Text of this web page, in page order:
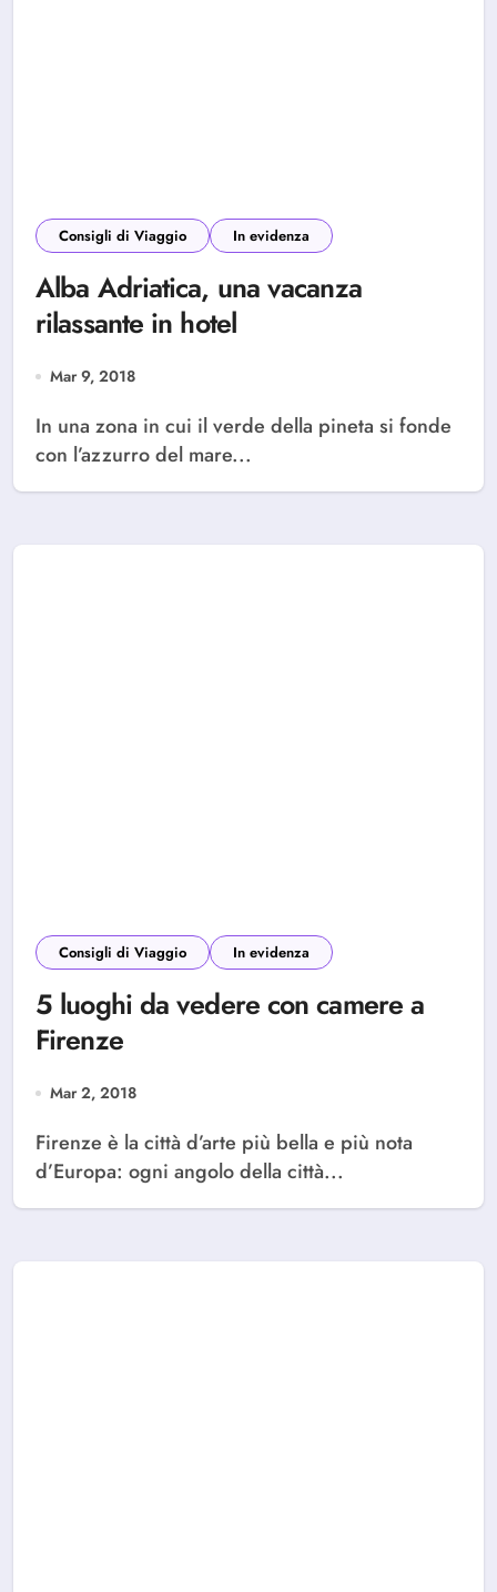
Consigli di Viaggio In evidenza
Alba Adriatica, una vacanza
rilassante in hotel
Mar 9, 2018
In una zona in cui il verde della pineta si fonde
con l’azzurro del mare...
Consigli di Viaggio In evidenza
5 luoghi da vedere con camere a
Firenze
Mar 2, 2018
Firenze è la città d’arte più bella e più nota
d’Europa: ogni angolo della città...